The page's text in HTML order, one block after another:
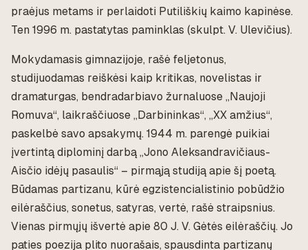
praėjus metams ir perlaidoti Putiliškių kaimo kapinėse.
Ten 1996 m. pastatytas paminklas (skulpt. V. Ulevičius).
Mokydamasis gimnazijoje, rašė feljetonus,
studijuodamas reiškėsi kaip kritikas, novelistas ir
dramaturgas, bendradarbiavo žurnaluose „Naujoji
Romuva“, laikraščiuose „Darbininkas“, „XX amžius“,
paskelbė savo apsakymų. 1944 m. parengė puikiai
įvertintą diplominį darbą „Jono Aleksandravičiaus-
Aisčio idėjų pasaulis“ – pirmąją studiją apie šį poetą.
Būdamas partizanu, kūrė egzistencialistinio pobūdžio
eilėraščius, sonetus, satyras, vertė, rašė straipsnius.
Vienas pirmųjų išvertė apie 80 J. V. Gėtės eilėraščių. Jo
paties poezija plito nuorašais, spausdinta partizanų